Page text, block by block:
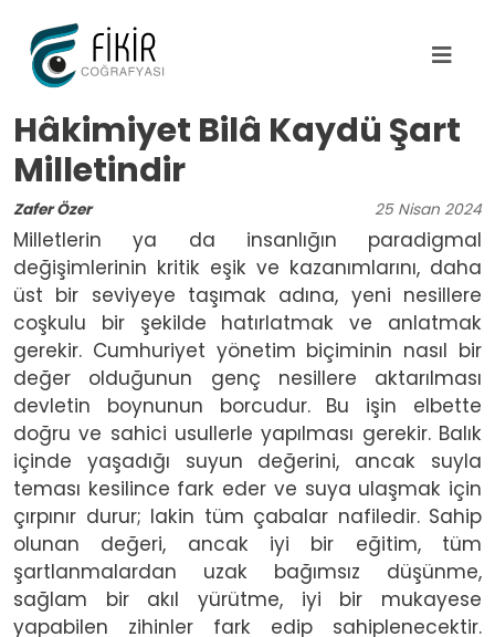
Hâkimiyet Bilâ Kaydü Şart
Milletindir
Zafer Özer 25 Nisan 2024
Milletlerin ya da insanlığın paradigmal
değişimlerinin kritik eşik ve kazanımlarını, daha
üst bir seviyeye taşımak adına, yeni nesillere
coşkulu bir şekilde hatırlatmak ve anlatmak
gerekir. Cumhuriyet yönetim biçiminin nasıl bir
değer olduğunun genç nesillere aktarılması
devletin boynunun borcudur. Bu işin elbette
doğru ve sahici usullerle yapılması gerekir. Balık
içinde yaşadığı suyun değerini, ancak suyla
teması kesilince fark eder ve suya ulaşmak için
çırpınır durur; lakin tüm çabalar nafiledir. Sahip
olunan değeri, ancak iyi bir eğitim, tüm
şartlanmalardan uzak bağımsız düşünme,
sağlam bir akıl yürütme, iyi bir mukayese
yapabilen zihinler fark edip sahiplenecektir.